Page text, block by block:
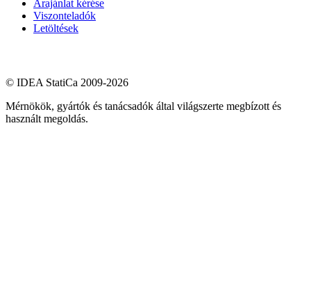
Árajánlat kérése
Viszonteladók
Letöltések
© IDEA StatiCa 2009-2026
Mérnökök, gyártók és tanácsadók által világszerte megbízott és
használt megoldás.